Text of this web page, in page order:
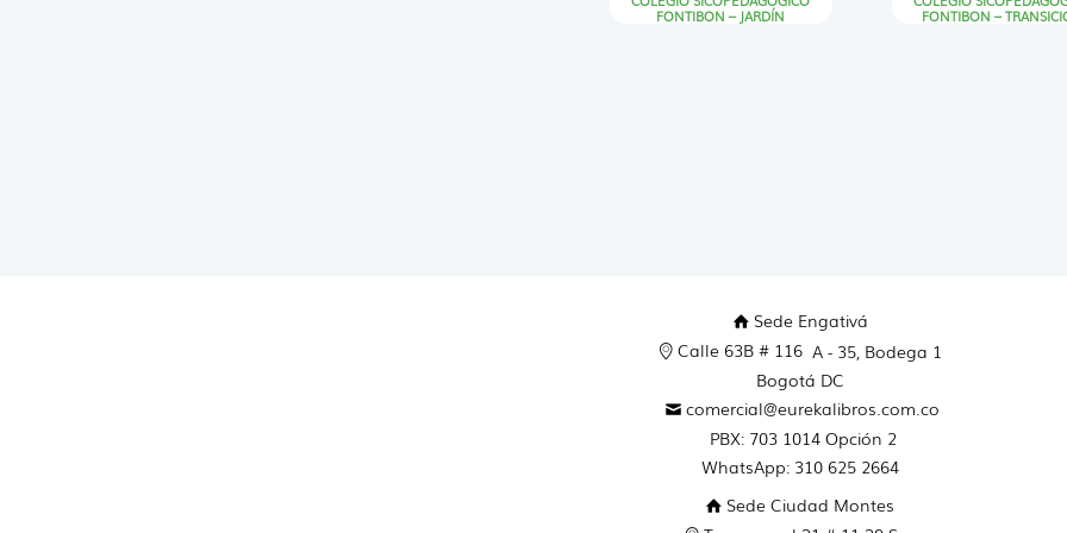
FONTIBON – JARDÍN
FONTIBON –
Sede Engativá
Calle 63B # 116 A - 35, Bodega 1
Bogotá DC
comercial@eurekalibros.com.co
PBX: 703 1014 Opción 2
WhatsApp: 310 625 2664
Sede Ciudad Montes